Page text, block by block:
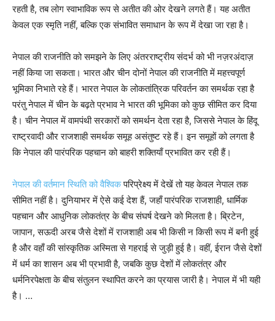
रहती है, तब लोग स्वाभाविक रूप से अतीत की ओर देखने लगते हैं। यह अतीत
केवल एक स्मृति नहीं, बल्कि एक संभावित समाधान के रूप में देखा जा रहा है।
नेपाल की राजनीति को समझने के लिए अंतरराष्ट्रीय संदर्भ को भी नज़रअंदाज़
नहीं किया जा सकता। भारत और चीन दोनों नेपाल की राजनीति में महत्त्वपूर्ण
भूमिका निभाते रहे हैं। भारत नेपाल के लोकतांत्रिक परिवर्तन का समर्थक रहा है
परंतु नेपाल में चीन के बढ़ते प्रभाव ने भारत की भूमिका को कुछ सीमित कर दिया
है। चीन नेपाल में वामपंथी सरकारों को समर्थन देता रहा है, जिससे नेपाल के हिंदू
राष्ट्रवादी और राजशाही समर्थक समूह असंतुष्ट रहे हैं। इन समूहों को लगता है
कि नेपाल की पारंपरिक पहचान को बाहरी शक्तियाँ प्रभावित कर रही हैं।
नेपाल की वर्तमान स्थिति को वैश्विकपरिप्रेक्ष्य में देखें तो यह केवल नेपाल तक
सीमित नहीं है। दुनियाभर में ऐसे कई देश हैं, जहाँ पारंपरिक राजशाही, धार्मिक
पहचान और आधुनिक लोकतंत्र के बीच संघर्ष देखने को मिलता है। ब्रिटेन,
जापान, सऊदी अरब जैसे देशों में राजशाही अब भी किसी न किसी रूप में बनी हुई
है और वहाँ की सांस्कृतिक अस्मिता से गहराई से जुड़ी हुई है। वहीं, ईरान जैसे देशों
में धर्म का शासन अब भी प्रभावी है, जबकि कुछ देशों में लोकतंत्र और
धर्मनिरपेक्षता के बीच संतुलन स्थापित करने का प्रयास जारी है। नेपाल में भी यही
है। …